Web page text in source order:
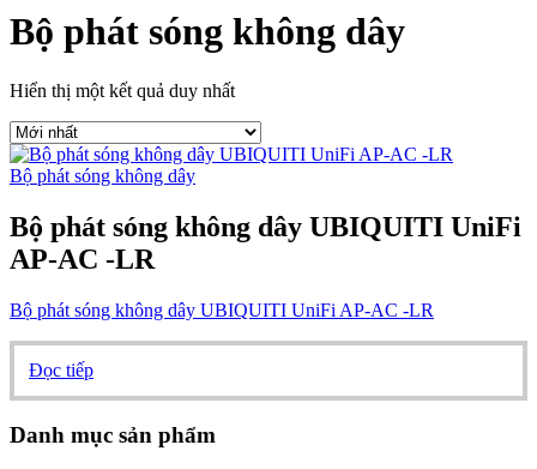
Bộ phát sóng không dây
Hiển thị một kết quả duy nhất
Bộ phát sóng không dây
Bộ phát sóng không dây UBIQUITI UniFi
AP-AC -LR
Bộ phát sóng không dây UBIQUITI UniFi AP-AC -LR
Đọc tiếp
Danh mục sản phẩm